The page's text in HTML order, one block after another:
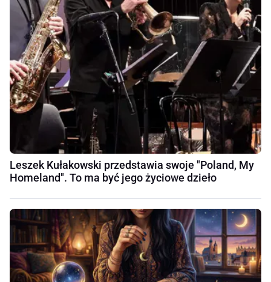
Leszek Kułakowski przedstawia swoje "Poland, My
Homeland". To ma być jego życiowe dzieło